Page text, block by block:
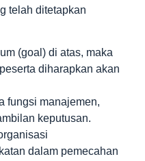
telah ditetapkan
(goal) di atas, maka
diharapkan akan
fungsi manajemen,
keputusan.
dalam pemecahan